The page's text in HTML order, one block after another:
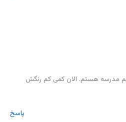
مدرسه هستم. الان کمی کم رنگش
پاسخ